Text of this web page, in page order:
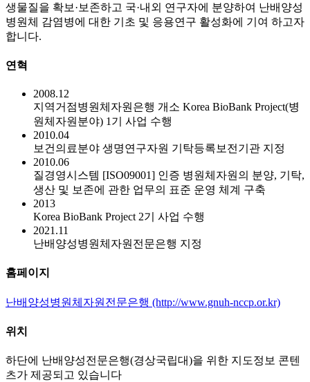
생물질을 확보·보존하고 국·내외 연구자에 분양하여 난배양성
병원체 감염병에 대한 기초 및 응용연구 활성화에 기여 하고자
합니다.
연혁
2008.12
지역거점병원체자원은행 개소 Korea BioBank Project(병
원체자원분야) 1기 사업 수행
2010.04
보건의료분야 생명연구자원 기탁등록보전기관 지정
2010.06
질경영시스템 [ISO09001] 인증 병원체자원의 분양, 기탁,
생산 및 보존에 관한 업무의 표준 운영 체계 구축
2013
Korea BioBank Project 2기 사업 수행
2021.11
난배양성병원체자원전문은행 지정
홈페이지
난배양성병원체자원전문은행 (http://www.gnuh-nccp.or.kr)
위치
하단에 난배양성전문은행(경상국립대)을 위한 지도정보 콘텐
츠가 제공되고 있습니다